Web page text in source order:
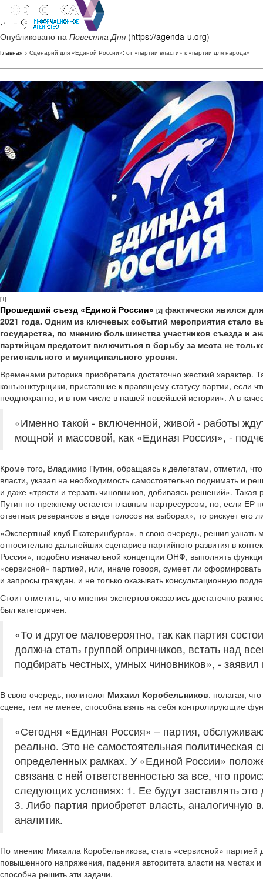
Опубликовано на Повестка Дня (https://agenda-u.org)
Главная > Сценарий для «Единой России»: от «партии власти» к «партии для народа»
[1]
Прошедший съезд «Единой России» [2] фактически явился
2021 года. Одним из ключевых событий мероприятия стало
государства, по мнению большинства участников съезда и
партийцам предстоит включиться в борьбу за места не
регионального и муниципального уровня.
Временами риторика приобретала достаточно жесткий характер.
конъюнктурщики, приставшие к правящему статусу партии, если
неоднократно, и в том числе в нашей новейшей истории». А в
«Именно такой - включенной, живой - работы
мощной и массовой, как «Единая Россия», -
Кроме того, Владимир Путин, обращаясь к делегатам, отметил,
власти, указал на необходимость самостоятельно поднимать и
и даже «трясти и терзать чиновников, добиваясь решений».
Путин по-прежнему остается главным партресурсом, но, если ЕР
ответных реверансов в виде голосов на выборах», то рискует его
«Экспертный клуб Екатеринбурга», в свою очередь, решил
относительно дальнейших сценариев партийного развития в
Россия», подобно изначальной концепции ОНФ, выполнять
«сервисной» партией, или, иначе говоря, сумеет ли
и запросы граждан, и не только оказывать консультационную
Стоит отметить, что мнения экспертов оказались достаточно
был категоричен.
«То и другое маловероятно, так как партия
должна стать группой опричников, встать над
подбирать честных, умных чиновников», -
В свою очередь, политолог Михаил Коробельников, полагая,
сцене, тем не менее, способна взять на себя контролирующие
«Сегодня «Единая Россия» – партия,
реально. Это не самостоятельная
определенных рамках. У «Единой России»
связана с ней ответственностью за все, что
следующих условиях: 1. Ее будут заставлять
3. Либо партия приобретет власть,
аналитик.
По мнению Михаила Коробельникова, стать «сервисной»
повышенного напряжения, падения авторитета власти на
способна решить эти задачи.